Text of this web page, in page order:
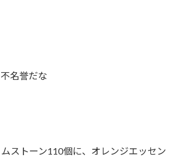
名誉だな
ストーン110個に、オレンジエッセン